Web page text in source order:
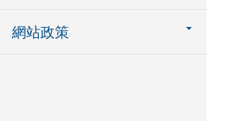
網站政策